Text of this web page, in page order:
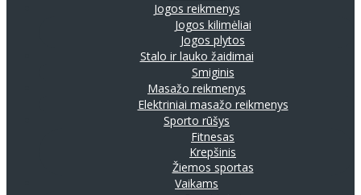
Jogos reikmenys
Jogos kilimėliai
Jogos plytos
Stalo ir lauko žaidimai
Smiginis
Masažo reikmenys
Elektriniai masažo reikmenys
Sporto rūšys
Fitnesas
Krepšinis
Žiemos sportas
Vaikams